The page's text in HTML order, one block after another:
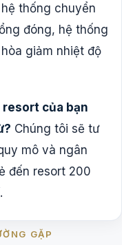
thống chuyển
đóng, hệ thống
giảm nhiệt độ
của bạn
Chúng tôi sẽ tư
mô và ngân
đến resort 200
.
GẶP